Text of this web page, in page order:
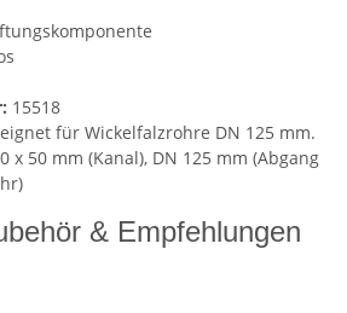
15518
für Wickelfalzrohre DN 125 mm.
x 50 mm (Kanal), DN 125 mm (Abgang
& Empfehlungen